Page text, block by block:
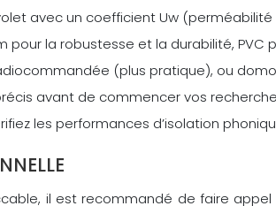
avec un coefficient Uw
pour la robustesse et la durabilité, PVC
(plus pratique), ou
avant de commencer vos
les performances d’isolation
il est recommandé de faire